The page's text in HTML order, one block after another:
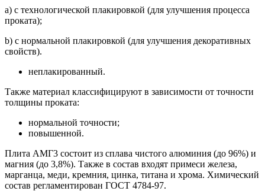
a) с технологической плакировкой (для улучшения процесса
проката);
b) с нормальной плакировкой (для улучшения декоративных
свойств).
неплакированный.
Также материал классифицируют в зависимости от точности
толщины проката:
нормальной точности;
повышенной.
Плита АМГ3 состоит из сплава чистого алюминия (до 96%) и
магния (до 3,8%). Также в состав входят примеси железа,
марганца, меди, кремния, цинка, титана и хрома. Химический
состав регламентирован ГОСТ 4784-97.